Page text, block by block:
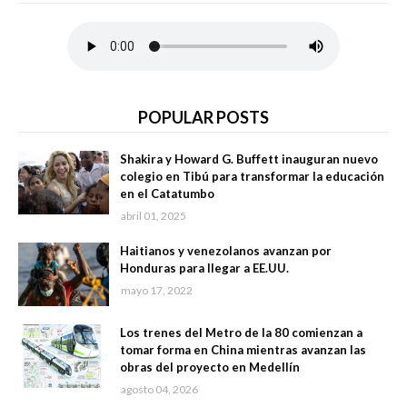
POPULAR POSTS
Shakira y Howard G. Buffett inauguran nuevo
colegio en Tibú para transformar la educación
en el Catatumbo
abril 01, 2025
Haitianos y venezolanos avanzan por
Honduras para llegar a EE.UU.
mayo 17, 2022
Los trenes del Metro de la 80 comienzan a
tomar forma en China mientras avanzan las
obras del proyecto en Medellín
agosto 04, 2026